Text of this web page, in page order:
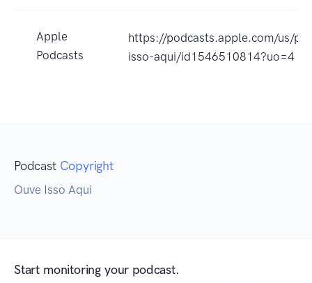
Apple
Podcasts
https://podcasts.apple.com/us/
isso-aqui/id1546510814?uo=4
Podcast Copyright
Ouve Isso Aqui
Start monitoring your podcast.